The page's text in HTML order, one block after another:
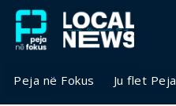
Peja në Fokus Ju flet Peja